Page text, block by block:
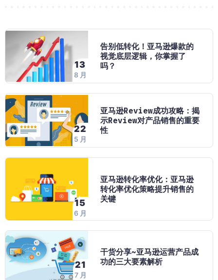
13
8 月
告别低转化！亚马逊爆款的
视觉底层逻辑，你掌握了
吗？
22
5 月
亚马逊Review成功攻略：揭
示Review对产品销售的重要
性
15
6 月
亚马逊转化率优化：亚马逊
转化率优化策略提升销售的
关键
21
7 月
干货分享~亚马逊运营产品成
功的三大要素解析